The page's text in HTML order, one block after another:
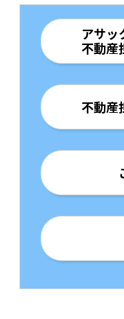
アサッ
不動産
不動産